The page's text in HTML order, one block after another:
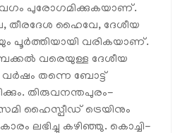
പുരോഗമിക്കുകയാണ്.
ഹൈവേ, ദേശീയ
പൂര്‍ത്തിയായി വരികയാണ്.
വരെയുള്ള ദേശീയ
തന്നെ ബോട്ട്
തിരുവനന്തപുരം-
ഹൈസ്പീഡ് ട്രെയിനും
ലഭിച്ചു കഴിഞ്ഞു. കൊച്ചി-